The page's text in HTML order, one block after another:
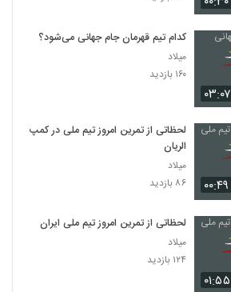
۰۳:۰۷
کدام تیم قهرمان جام جهانی می‌شود؟
میلاد
۱۶۰ بازدید
۰۰:۴۹
لحظاتی از تمرین امروز تیم ملی در کمپ
الریان
میلاد
۸۶ بازدید
۰۱:۵۵
لحظاتی از تمرین امروز تیم ملی ایران
میلاد
۱۲۴ بازدید